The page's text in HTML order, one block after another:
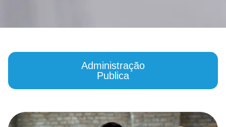
Administração
Publica